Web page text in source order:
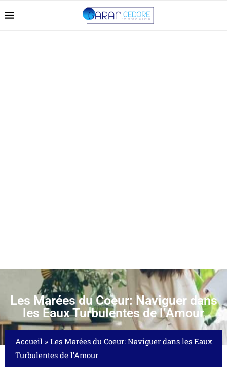
Les Marées du Coeur: Naviguer dans
les Eaux Turbulentes de l’Amour
Accueil » Les Marées du Coeur: Naviguer dans les Eaux
Turbulentes de l’Amour